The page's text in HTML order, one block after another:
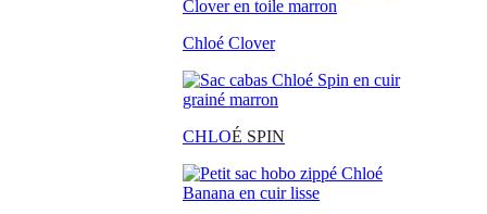
Chloé Clover
CHLOÉ SPIN